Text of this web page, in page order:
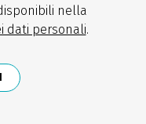
nella
dati personali.